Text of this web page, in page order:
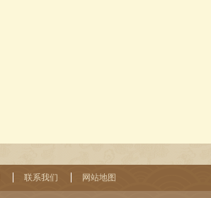
联系我们 网站地图